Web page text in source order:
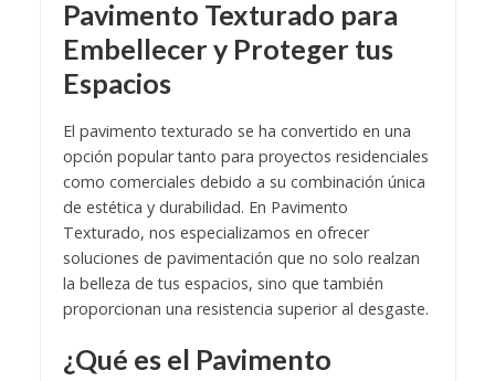
Pavimento Texturado para
Embellecer y Proteger tus
Espacios
El pavimento texturado se ha convertido en una
opción popular tanto para proyectos residenciales
como comerciales debido a su combinación única
de estética y durabilidad. En Pavimento
Texturado, nos especializamos en ofrecer
soluciones de pavimentación que no solo realzan
la belleza de tus espacios, sino que también
proporcionan una resistencia superior al desgaste.
¿Qué es el Pavimento